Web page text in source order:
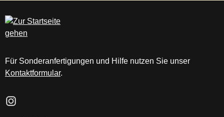
Für Sonderanfertigungen und Hilfe nutzen Sie unser
Kontaktformular.
Schau auf Instagram vorbei – öffnet in neuem Tab (externer